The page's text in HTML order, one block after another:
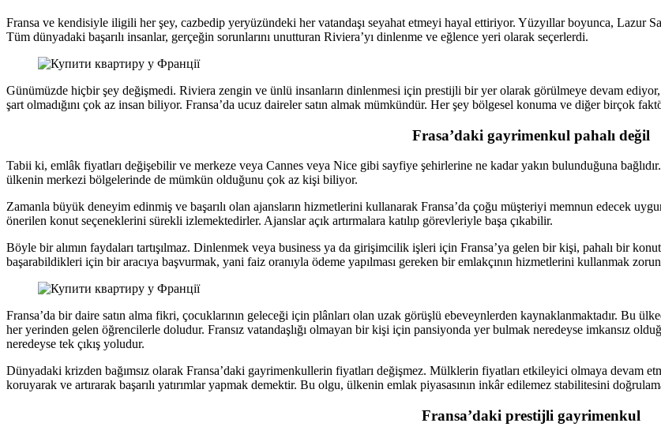
Fransa ve kendisiyle iligili her şey, cazbedip yeryüzündeki her vatandaşı seyahat etmeyi hayal ettiriyor. Yüzyıllar boyunca, Lazur
Tüm dünyadaki başarılı insanlar, gerçeğin sorunlarını unutturan Riviera’yı dinlenme ve eğlence yeri olarak seçerlerdi.
Günümüzde hiçbir şey değişmedi. Riviera zengin ve ünlü insanların dinlenmesi için prestijli bir yer olarak görülmeye devam
şart olmadığını çok az insan biliyor. Fransa’da ucuz daireler satın almak mümkündür. Her şey bölgesel konuma ve diğer birçok
Frasa’daki gayrimenkul pahalı değil
Tabii ki, emlâk fiyatları değişebilir ve merkeze veya Cannes veya Nice gibi sayfiye şehirlerine ne kadar yakın bulunduğuna
ülkenin merkezi bölgelerinde de mümkün olduğunu çok az kişi biliyor.
Zamanla büyük deneyim edinmiş ve başarılı olan ajansların hizmetlerini kullanarak Fransa’da çoğu müşteriyi memnun edecek
önerilen konut seçeneklerini sürekli izlemektedirler. Ajanslar açık artırmalara katılıp görevleriyle başa çıkabilir.
Böyle bir alımın faydaları tartışılmaz. Dinlenmek veya business ya da girişimcilik işleri için Fransa’ya gelen bir kişi, pahalı bir
başarabildikleri için bir aracıya başvurmak, yani faiz oranıyla ödeme yapılması gereken bir emlakçının hizmetlerini kullanmak
Fransa’da bir daire satın alma fikri, çocuklarının geleceği için plânları olan uzak görüşlü ebeveynlerden kaynaklanmaktadır. Bu
her yerinden gelen öğrencilerle doludur. Fransız vatandaşlığı olmayan bir kişi için pansiyonda yer bulmak neredeyse imkansız
neredeyse tek çıkış yoludur.
Dünyadaki krizden bağımsız olarak Fransa’daki gayrimenkullerin fiyatları değişmez. Mülklerin fiyatları etkileyici olmaya devam
koruyarak ve artırarak başarılı yatırımlar yapmak demektir. Bu olgu, ülkenin emlak piyasasının inkâr edilemez stabilitesini
Fransa’daki prestijli gayrimenkul